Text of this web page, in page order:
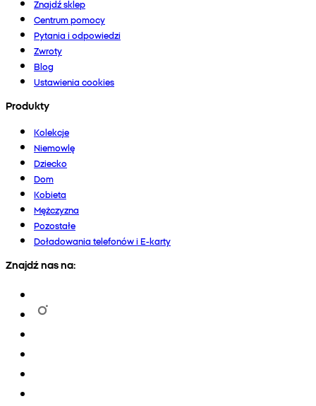
Znajdź sklep
Centrum pomocy
Pytania i odpowiedzi
Zwroty
Blog
Ustawienia cookies
Produkty
Kolekcje
Niemowlę
Dziecko
Dom
Kobieta
Mężczyzna
Pozostałe
Doładowania telefonów i E-karty
Znajdź nas na: